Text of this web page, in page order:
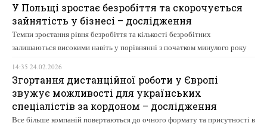
У Польщі зростає безробіття та скорочується
зайнятість у бізнесі – дослідження
Темпи зростання рівня безробіття та кількості безробітних
залишаються високими навіть у порівнянні з початком минулого року
14:35 24.02.2026
Згортання дистанційної роботи у Європі
звужує можливості для українських
спеціалістів за кордоном – дослідження
Все більше компаній повертаються до очного формату та присутності в